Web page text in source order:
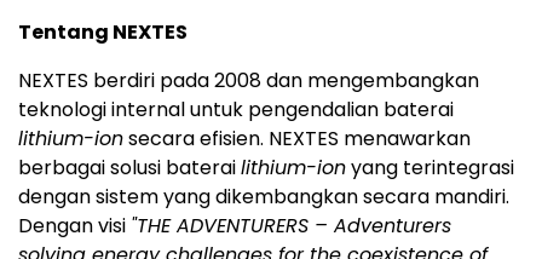
Tentang NEXTES
NEXTES berdiri pada 2008 dan mengembangkan
teknologi internal untuk pengendalian baterai
lithium-ionsecara efisien. NEXTES menawarkan
berbagai solusi baterailithium-ionyang terintegrasi
dengan sistem yang dikembangkan secara mandiri.
Dengan visi "THE ADVENTURERS – Adventurers